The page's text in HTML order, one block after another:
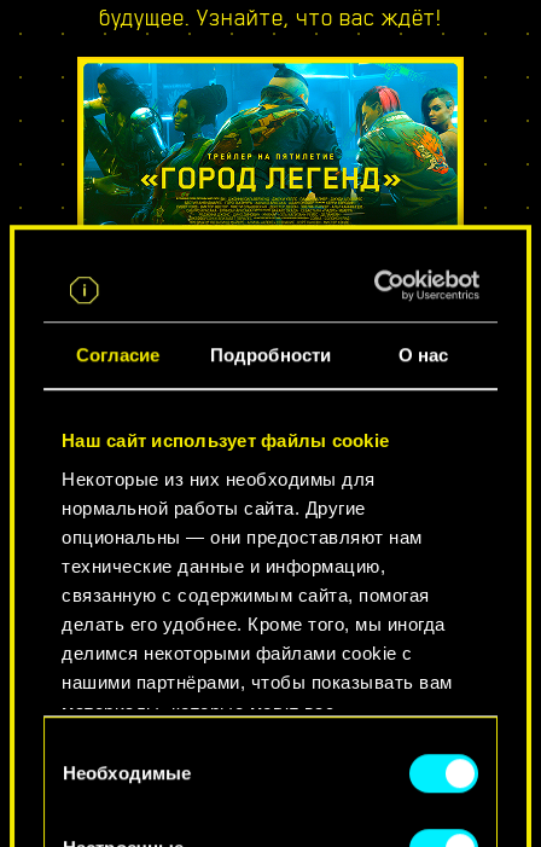
Согласие Подробности О нас
Наш сайт использует файлы cookie
Некоторые из них необходимы для
нормальной работы сайта. Другие
опциональны — они предоставляют нам
технические данные и информацию,
связанную с содержимым сайта, помогая
делать его удобнее. Кроме того, мы иногда
делимся некоторыми файлами cookie с
нашими партнёрами, чтобы показывать вам
материалы, которые могут вас
сетях. Однако все опциональные файлы
согласия
Необходимые
будущее. Узнайте, что вас ждёт!
КРАСОТА НЕ УМИРАЕТ